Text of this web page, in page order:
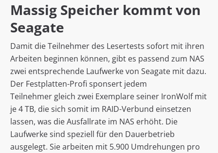
Massig Speicher kommt von
Seagate
Damit die Teilnehmer des Lesertests sofort mit ihren
Arbeiten beginnen können, gibt es passend zum NAS
zwei entsprechende Laufwerke von Seagate mit dazu.
Der Festplatten-Profi sponsert jedem
Teilnehmer gleich zwei Exemplare seiner IronWolf mit
je 4 TB, die sich somit im RAID-Verbund einsetzen
lassen, was die Ausfallrate im NAS erhöht. Die
Laufwerke sind speziell für den Dauerbetrieb
ausgelegt. Sie arbeiten mit 5.900 Umdrehungen pro